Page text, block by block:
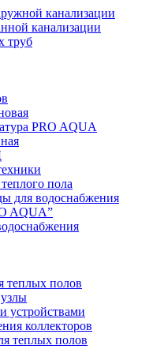
канализации
канализации
труб
PRO AQUA
пола
для водоснабжения
AQUA”
теплых полов
устройствами
коллекторов
теплых полов